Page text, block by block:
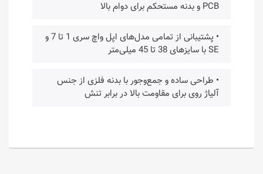
PCB و بدنه مستحکم برای دوام بالا
• پشتیبانی از تمامی مدل‌های اپل واچ سری 1 تا 7 و
SE با سایزهای 38 تا 45 میلی‌متر
• طراحی ساده و جمع‌وجور با بدنه فلزی از جنس
آلیاژ روی برای مقاومت بالا در برابر تنش